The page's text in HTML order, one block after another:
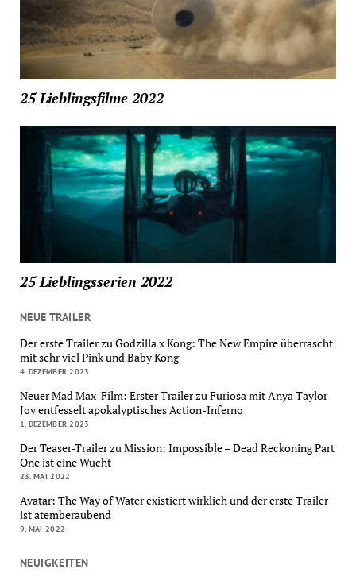
25 Lieblingsfilme 2022
25 Lieblingsserien 2022
NEUE TRAILER
Der erste Trailer zu Godzilla x Kong: The New Empire überrascht
mit sehr viel Pink und Baby Kong
4. DEZEMBER 2023
Neuer Mad Max-Film: Erster Trailer zu Furiosa mit Anya Taylor-
Joy entfesselt apokalyptisches Action-Inferno
1. DEZEMBER 2023
Der Teaser-Trailer zu Mission: Impossible – Dead Reckoning Part
One ist eine Wucht
23. MAI 2022
Avatar: The Way of Water existiert wirklich und der erste Trailer
ist atemberaubend
9. MAI 2022
NEUIGKEITEN